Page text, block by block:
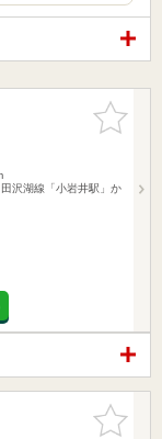
お気に入
りに追加
沢湖線「小岩井駅」か
お気に入
りに追加